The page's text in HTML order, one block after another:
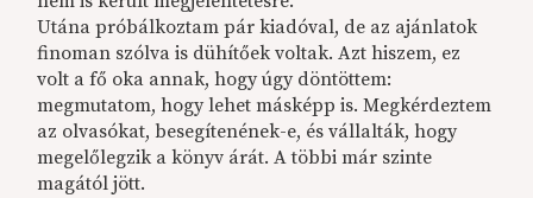
Utána próbálkoztam pár kiadóval, de az ajánlatok
finoman szólva is dühítőek voltak. Azt hiszem, ez
volt a fő oka annak, hogy úgy döntöttem:
megmutatom, hogy lehet másképp is. Megkérdeztem
az olvasókat, besegítenének-e, és vállalták, hogy
megelőlegzik a könyv árát. A többi már szinte
magától jött.